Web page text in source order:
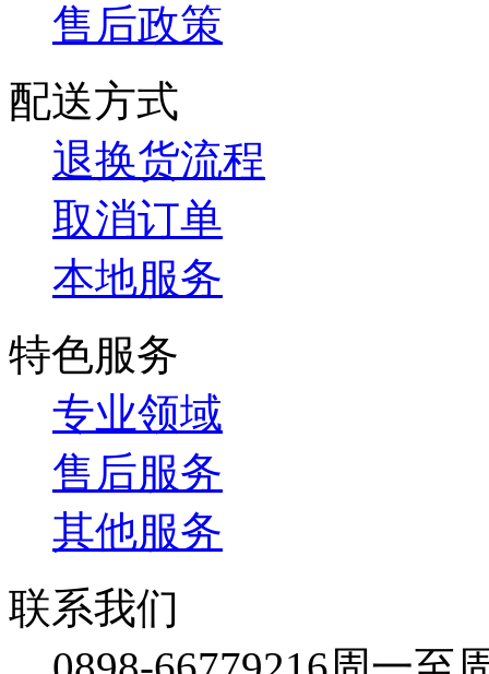
售后政策
配送方式
退换货流程
取消订单
本地服务
特色服务
专业领域
售后服务
其他服务
联系我们